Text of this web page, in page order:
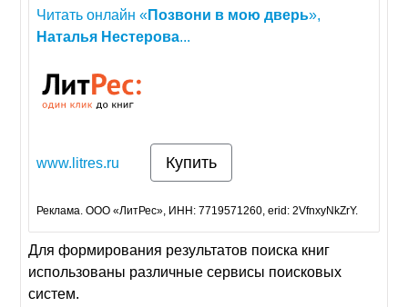
Читать онлайн «Позвони в мою дверь»,
Наталья Нестерова...
www.litres.ru Купить
Реклама. ООО «ЛитРес», ИНН: 7719571260, erid: 2VfnxyNkZrY.
Для формирования результатов поиска книг
использованы различные сервисы поисковых
систем.